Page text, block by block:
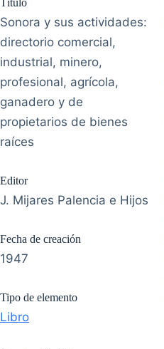
Título
Sonora y sus actividades:
directorio comercial,
industrial, minero,
profesional, agrícola,
ganadero y de
propietarios de bienes
raíces
Editor
J. Mijares Palencia e Hijos
Fecha de creación
1947
Tipo de elemento
Libro